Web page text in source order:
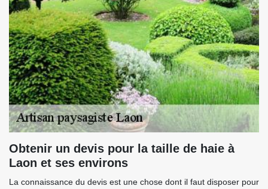
Obtenir un devis pour la taille de haie à
Laon et ses environs
La connaissance du devis est une chose dont il faut disposer pour